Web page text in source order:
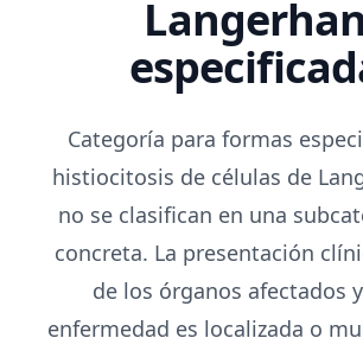
Categoría para formas
histiocitosis de células de
no se clasifican en una
concreta. La presentación
de los órganos afectados
enfermedad es localizada o